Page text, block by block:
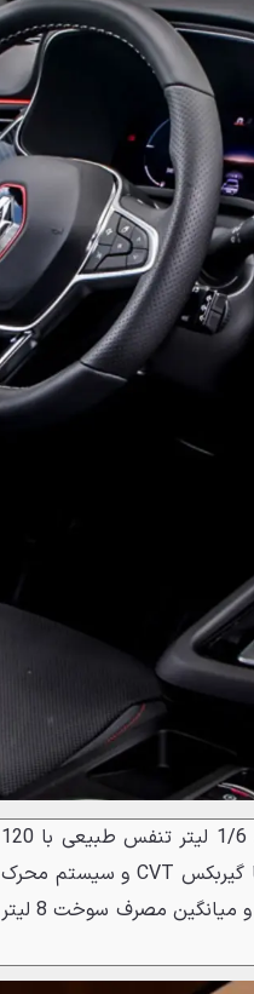
آرکانا هیبرید وارد ایران نخواهد شد. نسخه سروش موتور، پیشرانه‌ی 1/6 لیتر تنفس طبیعی با 120
اسب بخار قدرت و 155 نیوتن‌متر گشتاور خواهد داشت. این مدل با گیربکس CVT و سیستم محرک
جلو ارایه می‌شود. سرعت‌گیری صفر تا صد کیلومتر برساعت 12 ثانیه و میانگین مصرف سوخت 8 لیتر